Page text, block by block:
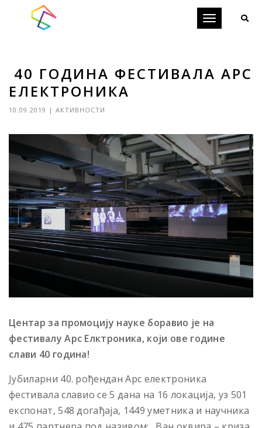
Toggle
40 ГОДИНА ФЕСТИВАЛА АРС
ЕЛЕКТРОНИКА
10.09.2019 | АКТИВНОСТИ
Центар за промоцију науке боравио је на
фестивалу Арс Елктроника, који ове године
слави 40 година!
Јубиларни 40. рођендан Арс електроника
фестивала славио се 5 дана на 16 локација, уз 501
експонат, 548 догађаја, 1449 уметника и научника